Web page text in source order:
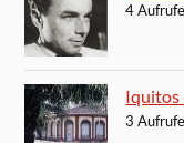
4 Aufrufe
Iquitos
3 Aufrufe